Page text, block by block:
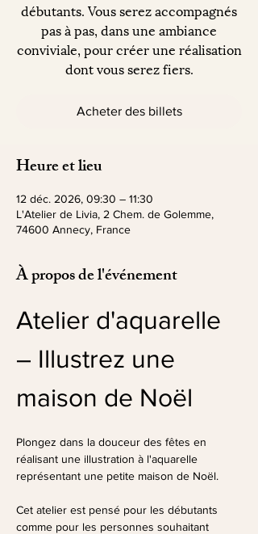
débutants. Vous serez accompagnés
pas à pas, dans une ambiance
conviviale, pour créer une réalisation
dont vous serez fiers.
Acheter des billets
Heure et lieu
12 déc. 2026, 09:30 – 11:30
L'Atelier de Livia, 2 Chem. de Golemme,
74600 Annecy, France
À propos de l'événement
Atelier d'aquarelle
– Illustrez une
maison de Noël
Plongez dans la douceur des fêtes en
réalisant une illustration à l'aquarelle
représentant une petite maison de Noël.
Cet atelier est pensé pour les débutants
comme pour les personnes souhaitant